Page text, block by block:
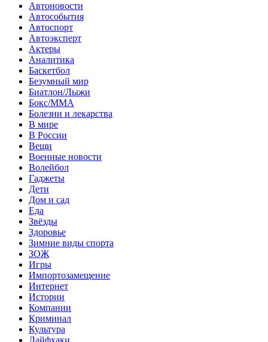
Автоновости
Автособытия
Автоспорт
Автоэксперт
Актеры
Аналитика
Баскетбол
Безумный мир
Биатлон/Лыжи
Бокс/MMA
Болезни и лекарства
В мире
В России
Вещи
Военные новости
Волейбол
Гаджеты
Дети
Дом и сад
Еда
Звёзды
Здоровье
Зимние виды спорта
ЗОЖ
Игры
Импортозамещение
Интернет
Истории
Компании
Криминал
Культура